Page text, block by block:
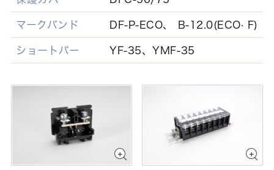
マークバンド DF-P-ECO、 B-12.0(ECO· F)
ショートバー YF-35、YMF-35